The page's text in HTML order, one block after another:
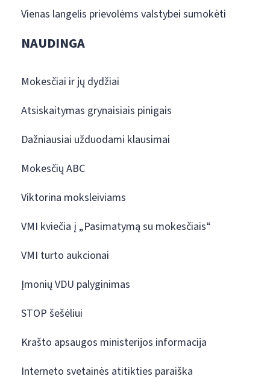
Vienas langelis prievolėms valstybei sumokėti
NAUDINGA
Mokesčiai ir jų dydžiai
Atsiskaitymas grynaisiais pinigais
Dažniausiai užduodami klausimai
Mokesčių ABC
Viktorina moksleiviams
VMI kviečia į „Pasimatymą su mokesčiais“
VMI turto aukcionai
Įmonių VDU palyginimas
STOP šešėliui
Krašto apsaugos ministerijos informacija
Interneto svetainės atitikties paraiška